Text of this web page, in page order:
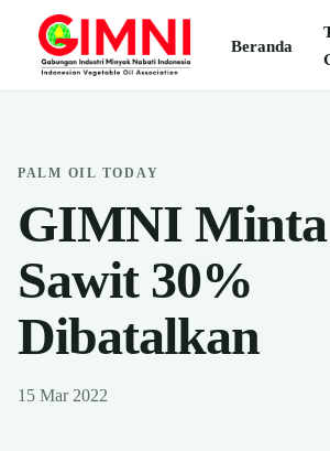
Beranda
PALM OIL TODAY
GIMNI
Sawit 30%
Dibatalkan
15 Mar 2022